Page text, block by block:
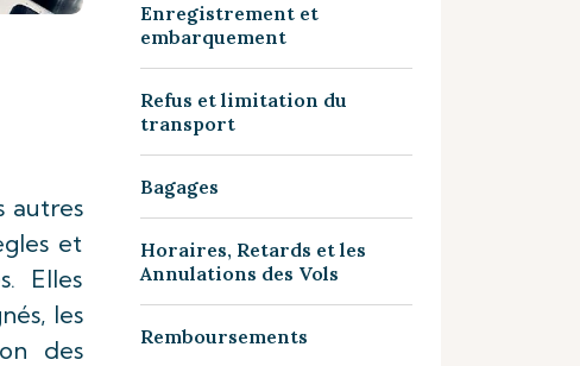
autres
et
Elles
les
des
Enregistrement et
embarquement
Refus et limitation du
transport
Bagages
Horaires, Retards et les
Annulations des Vols
Remboursements